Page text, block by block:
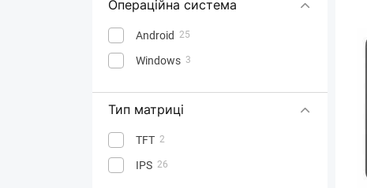
Операційна система
Android 25
Windows 3
Тип матриці
TFT 2
IPS 26